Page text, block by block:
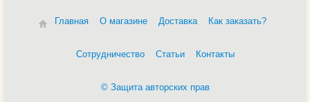
Главная О магазине Доставка Как заказать?
Сотрудничество Статьи Контакты
© Защита авторских прав